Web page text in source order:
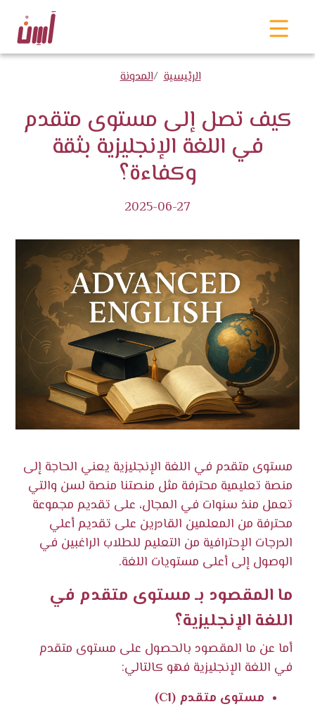
الرئيسية المدونة
كيف تصل إلى مستوى متقدم
في اللغة الإنجليزية بثقة
وكفاءة؟
2025-06-27
مستوى متقدم في اللغة الإنجليزية يعني الحاجة إلى
منصة تعليمية محترفة مثل منصتنا منصة لسن والتي
تعمل منذ سنوات في المجال، على تقديم مجموعة
محترفة من المعلمين القادرين على تقديم أعلي
الدرجات الإحترافية من التعليم للطلاب الراغبين في
الوصول إلى أعلى مستويات اللغة.
ما المقصود بـ مستوى متقدم في
اللغة الإنجليزية؟
أما عن ما المقصود بالحصول على مستوى متقدم
في اللغة الإنجليزية فهو كالتالي:
مستوى متقدم (C1)